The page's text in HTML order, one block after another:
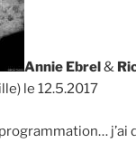
Annie Ebrel&
le 12.5.2017
j’ai